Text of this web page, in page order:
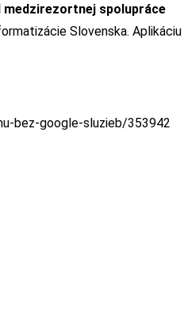
medzirezortnej spolupráce
Slovenska. Aplikáciu
bez-google-sluzieb/353942